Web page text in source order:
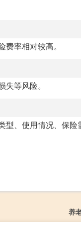
率相对较高。
等风险。
、使用情况、保险
养